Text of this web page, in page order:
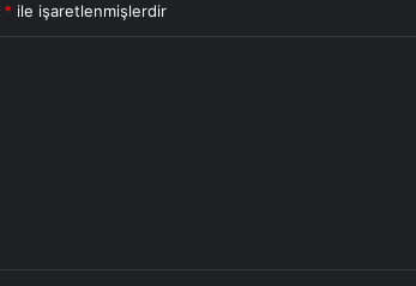
* ile işaretlenmişlerdir